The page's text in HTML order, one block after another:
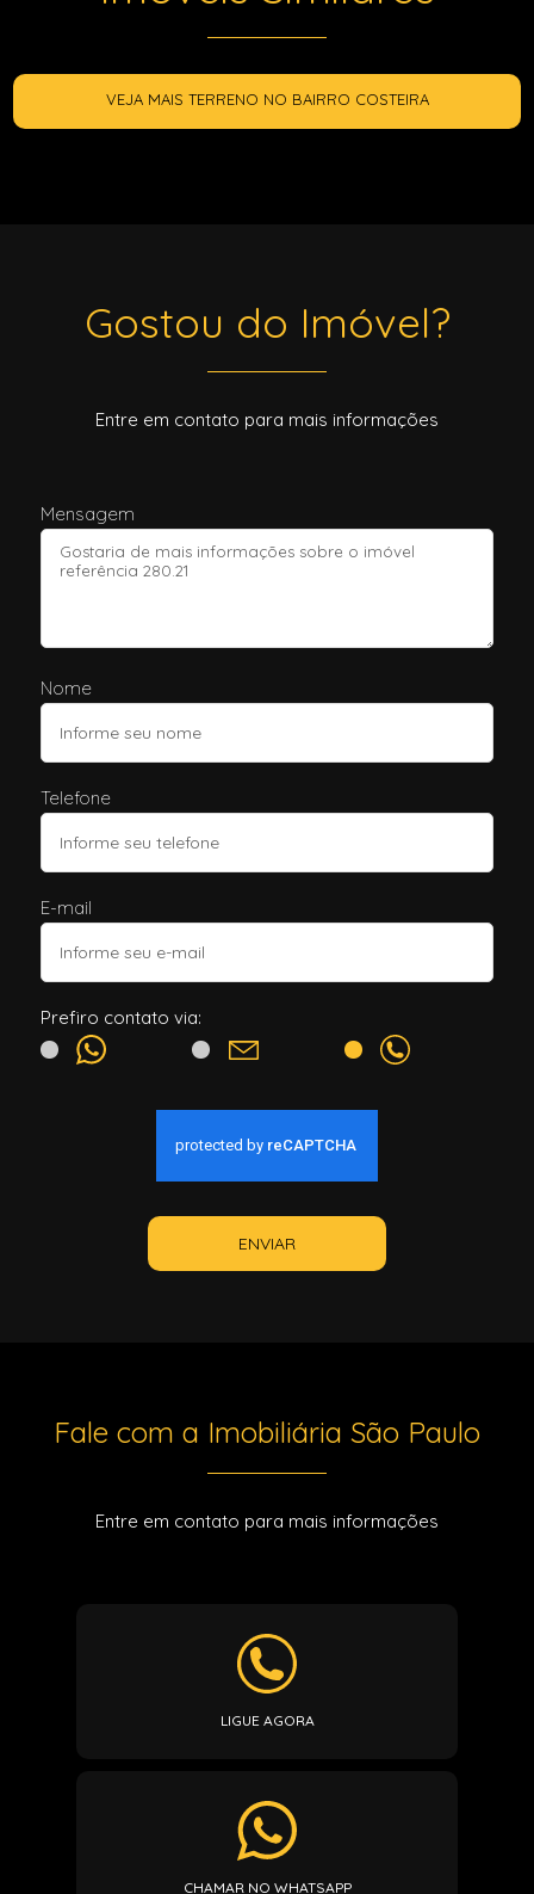
VEJA MAIS TERRENO NO BAIRRO COSTEIRA
Gostou do Imóvel?
Entre em contato para mais informações
Mensagem
Nome
Telefone
E-mail
Prefiro contato via:
ENVIAR
Fale com a Imobiliária São Paulo
Entre em contato para mais informações
LIGUE AGORA
CHAMAR NO WHATSAPP